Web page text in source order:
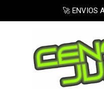
🚀 ENVIOS